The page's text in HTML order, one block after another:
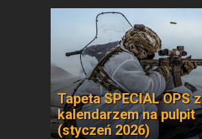
Tapeta SPECIAL OPS z
kalendarzem na pulpit
(styczeń 2026)